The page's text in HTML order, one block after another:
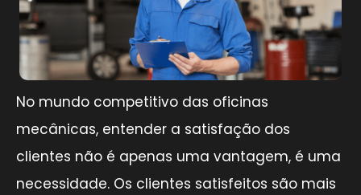
No mundo competitivo das oficinas
mecânicas, entender a satisfação dos
clientes não é apenas uma vantagem, é uma
necessidade. Os clientes satisfeitos são mais